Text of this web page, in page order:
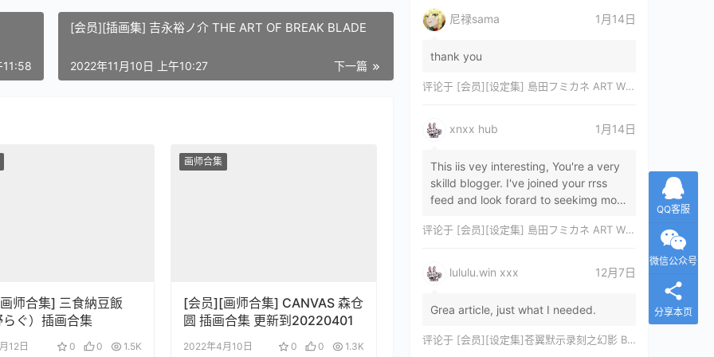
11:58
[会员][插画集] 吉永裕ノ介 THE ART OF BREAK BLADE
下一篇
2022年11月10日 上午10:27
师合集] 三食納豆飯
ぐ）插画合集
12日 0 0 1.5K
画师合集
[会员][画师合集] CANVAS 森仓
圆 插画合集 更新到20220401
2022年4月10日 0 0 1.3K
尼禄sama 1月14日
thank you
评论于 [会员][设定集] 島田フミカネ ART WORKS EXTRA Luminous Witches[DL]
xnxx hub 1月14日
This iis vey interesting, You're a very
skilld blogger. I've joined your rrss
feed and look forard to seekimg mor
评论于 [会员][设定集] 島田フミカネ ART WORKS EXTRA Luminous Witches[DL]
lululu.win xxx 12月7日
Grea article, just what I needed.
评论于 [会员][设定集]苍翼默示录刻之幻影 BLAZBLUE CHRONOPHANTASMA 公式設定資料集II
QQ客服
微信公众号
分享本页